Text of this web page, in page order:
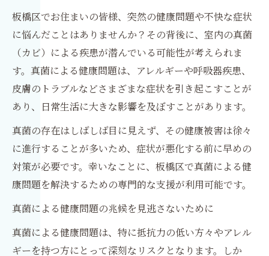
板橋区でお住まいの皆様、突然の健康問題や不快な症状
に悩んだことはありませんか？その背後に、室内の真菌
（カビ）による疾患が潜んでいる可能性が考えられま
す。真菌による健康問題は、アレルギーや呼吸器疾患、
皮膚のトラブルなどさまざまな症状を引き起こすことが
あり、日常生活に大きな影響を及ぼすことがあります。
真菌の存在はしばしば目に見えず、その健康被害は徐々
に進行することが多いため、症状が悪化する前に早めの
対策が必要です。幸いなことに、板橋区で真菌による健
康問題を解決するための専門的な支援が利用可能です。
真菌による健康問題の兆候を見逃さないために
真菌による健康問題は、特に抵抗力の低い方々やアレル
ギーを持つ方にとって深刻なリスクとなります。しか